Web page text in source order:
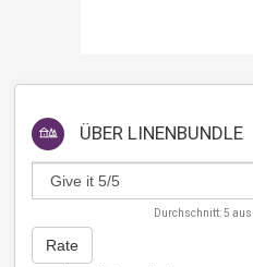
ÜBER LINENBUNDLE
Durchschnitt:5 aus
Rate